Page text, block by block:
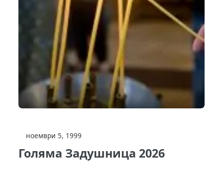
ноември 5, 1999
Голяма Задушница 2026